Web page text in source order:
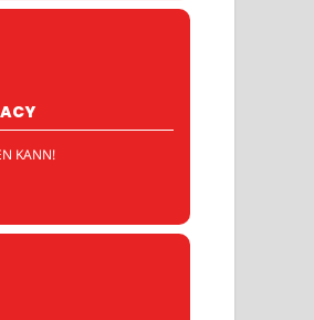
KANN!